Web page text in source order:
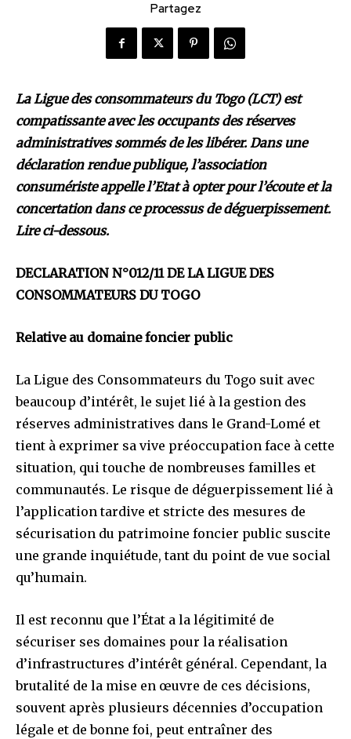
Partagez
La Ligue des consommateurs du Togo (LCT) est
compatissante avec les occupants des réserves
administratives sommés de les libérer. Dans une
déclaration rendue publique, l’association
consumériste appelle l’Etat à opter pour l’écoute et la
concertation dans ce processus de déguerpissement.
Lire ci-dessous.
DECLARATION N°012/11 DE LA LIGUE DES
CONSOMMATEURS DU TOGO
Relative au domaine foncier public
La Ligue des Consommateurs du Togo suit avec
beaucoup d’intérêt, le sujet lié à la gestion des
réserves administratives dans le Grand-Lomé et
tient à exprimer sa vive préoccupation face à cette
situation, qui touche de nombreuses familles et
communautés. Le risque de déguerpissement lié à
l’application tardive et stricte des mesures de
sécurisation du patrimoine foncier public suscite
une grande inquiétude, tant du point de vue social
qu’humain.
Il est reconnu que l’État a la légitimité de
sécuriser ses domaines pour la réalisation
d’infrastructures d’intérêt général. Cependant, la
brutalité de la mise en œuvre de ces décisions,
souvent après plusieurs décennies d’occupation
légale et de bonne foi, peut entraîner des